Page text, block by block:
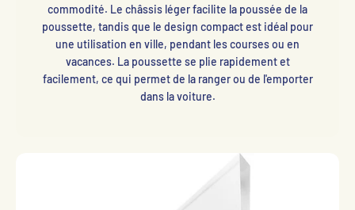
commodité. Le châssis léger facilite la poussée de la
poussette, tandis que le design compact est idéal pour
une utilisation en ville, pendant les courses ou en
vacances. La poussette se plie rapidement et
facilement, ce qui permet de la ranger ou de l'emporter
dans la voiture.